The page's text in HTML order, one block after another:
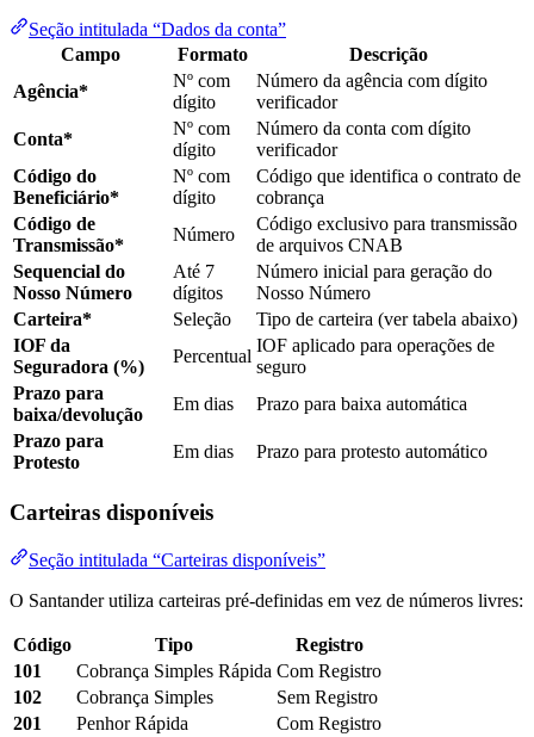
Seção intitulada “Dados da conta”
Campo
Formato
Descrição
Agência*
Nº com
dígito
Número da agência com dígito
verificador
Conta*
Nº com
dígito
Número da conta com dígito
verificador
Código do
Beneficiário*
Nº com
dígito
Código que identifica o contrato de
cobrança
Código de
Transmissão*
Número
Código exclusivo para transmissão
de arquivos CNAB
Sequencial do
Nosso Número
Até 7
dígitos
Número inicial para geração do
Nosso Número
Carteira*
Seleção
Tipo de carteira (ver tabela abaixo)
IOF da
Seguradora (%)
Percentual
IOF aplicado para operações de
seguro
Prazo para
baixa/devolução
Em dias
Prazo para baixa automática
Prazo para
Protesto
Em dias Prazo para protesto automático
Carteiras disponíveis
Seção intitulada “Carteiras disponíveis”
O Santander utiliza carteiras pré-definidas em vez de números livres:
Código Tipo
Registro
101
Cobrança Simples Rápida Com Registro
102
Cobrança Simples
Sem Registro
201
Penhor Rápida Com Registro